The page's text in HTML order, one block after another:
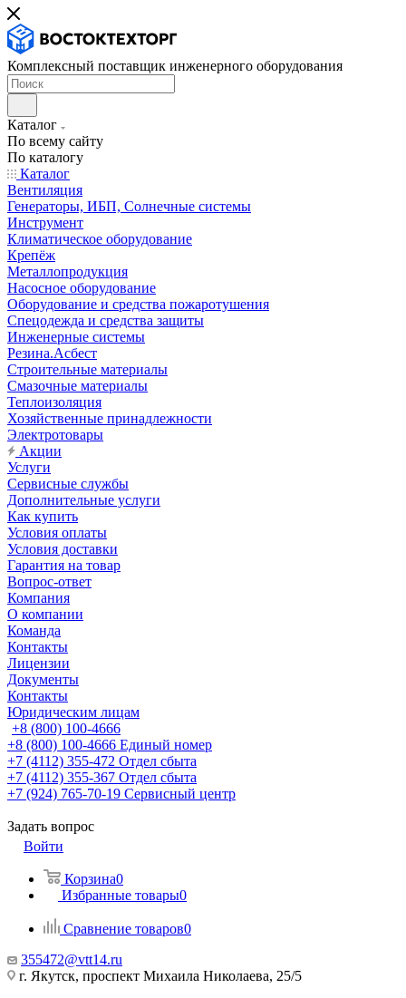
Комплексный поставщик инженерного оборудования
Каталог
По всему сайту
По каталогу
Каталог
Вентиляция
Генераторы, ИБП, Солнечные системы
Инструмент
Климатическое оборудование
Крепёж
Металлопродукция
Насосное оборудование
Оборудование и средства пожаротушения
Спецодежда и средства защиты
Инженерные системы
Резина.Асбест
Строительные материалы
Смазочные материалы
Теплоизоляция
Хозяйственные принадлежности
Электротовары
Акции
Услуги
Сервисные службы
Дополнительные услуги
Как купить
Условия оплаты
Условия доставки
Гарантия на товар
Вопрос-ответ
Компания
О компании
Команда
Контакты
Лицензии
Документы
Контакты
Юридическим лицам
+8 (800) 100-4666
+8 (800) 100-4666 Единый номер
+7 (4112) 355-472 Отдел сбыта
+7 (4112) 355-367 Отдел сбыта
+7 (924) 765-70-19 Сервисный центр
Задать вопрос
Войти
Корзина0
Избранные товары0
Сравнение товаров0
355472@vtt14.ru
г. Якутск, проспект Михаила Николаева, 25/5